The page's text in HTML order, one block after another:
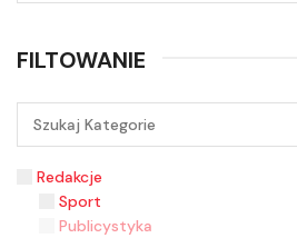
FILTOWANIE
Redakcje
Sport
Publicystyka